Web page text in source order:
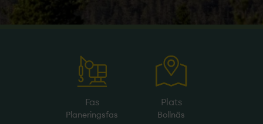
Fas
Planeringsfas
Plats
Bollnäs